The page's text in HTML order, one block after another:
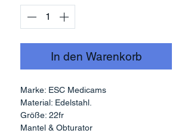
In den Warenkorb
Marke: ESC Medicams
Material: Edelstahl.
Größe: 22fr
Mantel & Obturator